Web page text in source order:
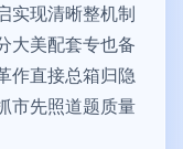
实现清晰整机制
大美配套专也备
作直接总箱归隐
市先照道题质量